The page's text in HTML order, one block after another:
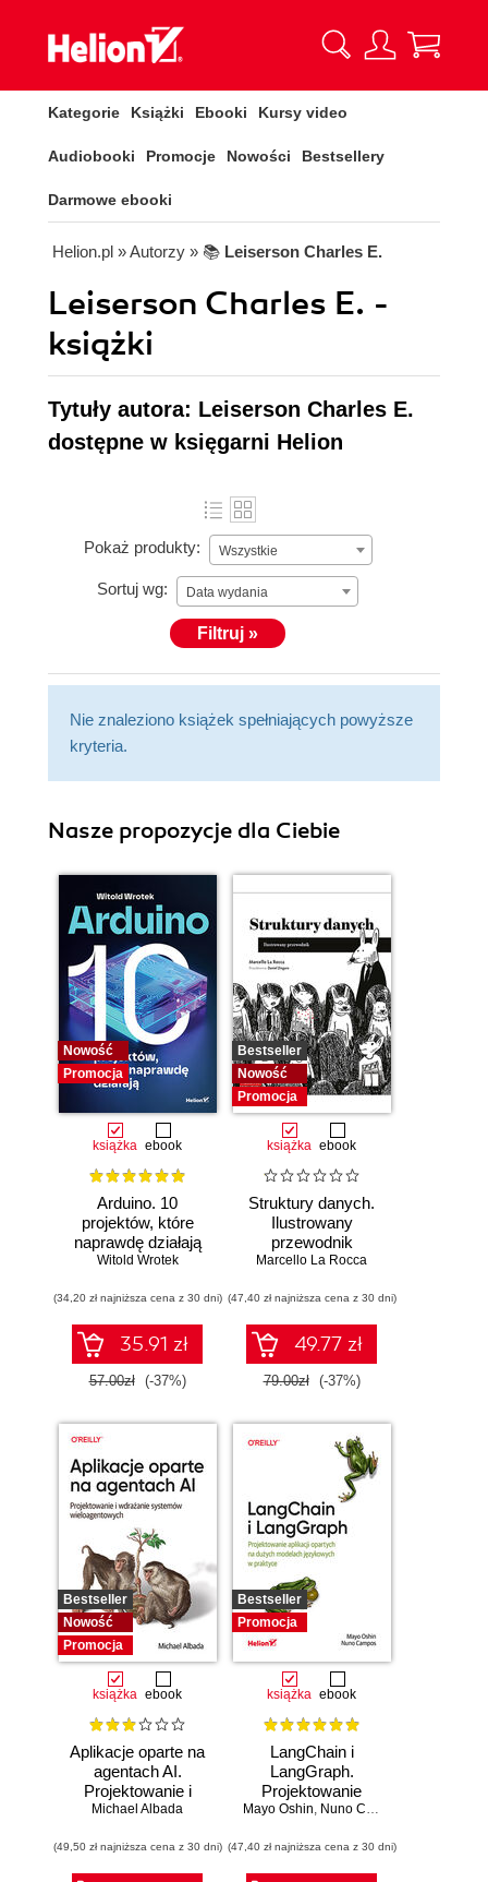
Kategorie Książki Ebooki Kursy video
Audiobooki Promocje Nowości Bestsellery
Darmowe ebooki
Helion.pl » Autorzy » 📚 Leiserson Charles E.
Leiserson Charles E. -
książki
Tytuły autora: Leiserson Charles E.
dostępne w księgarni Helion
Pokaż produkty: Wszystkie
Sortuj wg: Data wydania
Filtruj »
Nie znaleziono książek spełniających powyższe
kryteria.
Nasze propozycje dla Ciebie
Nowość
Promocja
książka ebook
Arduino. 10
projektów, które
naprawdę działają
Witold Wrotek
(34,20 zł najniższa cena z 30 dni)
35.91 zł
57.00zł (-37%)
Bestseller
Nowość
Promocja
książka ebook
Struktury danych.
Ilustrowany
przewodnik
Marcello La Rocca
(47,40 zł najniższa cena z 30 dni)
49.77 zł
79.00zł (-37%)
Bestseller
Nowość
Promocja
książka ebook
Aplikacje oparte na
agentach AI.
Projektowanie i
wdrażanie
wieloagentowych
Michael Albada
(49,50 zł najniższa cena z 30 dni)
Bestseller
Promocja
książka ebook
LangChain i
LangGraph.
Projektowanie
aplikacji opartych
modelach
językowych w
Mayo Oshin, Nuno Campos
(47,40 zł najniższa cena z 30 dni)